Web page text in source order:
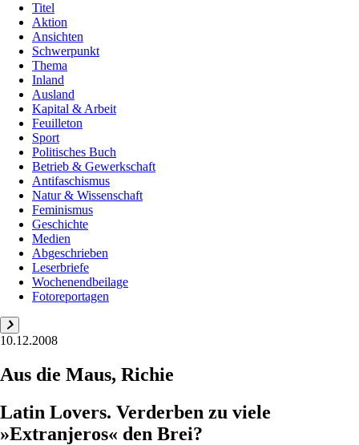
Titel
Aktion
Ansichten
Schwerpunkt
Thema
Inland
Ausland
Kapital & Arbeit
Feuilleton
Sport
Politisches Buch
Betrieb & Gewerkschaft
Antifaschismus
Natur & Wissenschaft
Feminismus
Geschichte
Medien
Abgeschrieben
Leserbriefe
Wochenendbeilage
Fotoreportagen
10.12.2008
Aus die Maus, Richie
Latin Lovers. Verderben zu viele
»Extranjeros« den Brei?